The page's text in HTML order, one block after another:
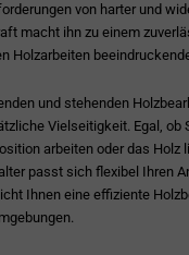
von harter und
macht ihn zu einem
Holzarbeiten
und stehenden
Vielseitigkeit. Egal, ob
arbeiten oder das Holz
passt sich flexibel Ihren
Ihnen eine effiziente